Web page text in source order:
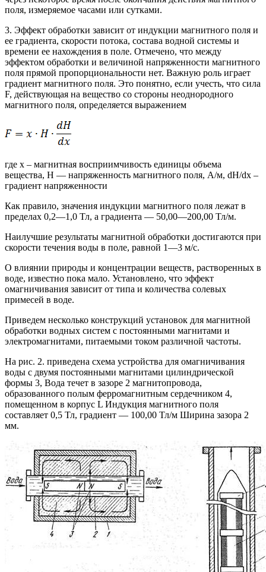
поля, измеряемое часами или сутками.
3. Эффект обработки зависит от индукции магнитного поля и
ее градиента, скорости потока, состава водной системы и
времени ее нахождения в поле. Отмечено, что между
эффектом обработки и величиной напряженности магнитного
поля прямой пропорциональности нет. Важную роль играет
градиент магнитного поля. Это понятно, если учесть, что сила
F, действующая на вещество со стороны неоднородного
магнитного поля, определяется выражением
где x – магнитная восприимчивость единицы объема
вещества, Н — напряженность магнитного поля, А/м, dH/dx –
градиент напряженности
Как правило, значения индукции магнитного поля лежат в
пределах 0,2—1,0 Тл, а градиента — 50,00—200,00 Тл/м.
Наилучшие результаты магнитной обработки достигаются при
скорости течения воды в поле, равной 1—3 м/с.
О влиянии природы и концентрации веществ, растворенных в
воде, известно пока мало. Установлено, что эффект
омагничивания зависит от типа и количества солевых
примесей в воде.
Приведем несколько конструкций установок для магнитной
обработки водных систем с постоянными магнитами и
электромагнитами, питаемыми током различной частоты.
На рис. 2. приведена схема устройства для омагничивания
воды с двумя постоянными магнитами цилиндрической
формы 3, Вода течет в зазоре 2 магнитопровода,
образованного полым ферромагнитным сердечником 4,
помещенном в корпус L Индукция магнитного поля
составляет 0,5 Тл, градиент — 100,00 Тл/м Ширина зазора 2
мм.